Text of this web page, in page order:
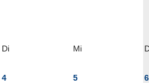
Di Mi
4 5
6